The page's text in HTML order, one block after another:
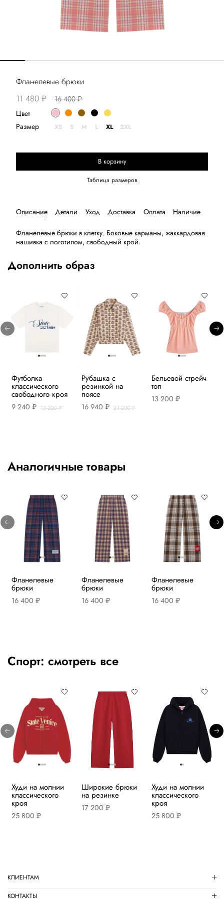
Фланелевые брюки
11 480 ₽
16 400 ₽
Цвет
В корзину
Выберите размер
Таблица размеров
Размер XS S M L XL 2XL
Описание Детали Уход Доставка Оплата Наличие
Фланелевые брюки в клетку. Боковые карманы, жаккардовая
нашивка с логотипом, свободный крой.
Дополнить образ
Футболка
классического
свободного кроя
9 240 ₽ 13 200 ₽
Рубашка с
резинкой на
поясе
16 940 ₽ 24 200 ₽
Бельевой стрейч
топ
13 200 ₽
Аналогичные товары
Фланелевые
брюки
16 400 ₽
Фланелевые
брюки
16 400 ₽
Фланелевые
брюки
16 400 ₽
Спорт: смотреть все
Худи на молнии
классического
кроя
25 800 ₽
Широкие брюки
на резинке
17 200 ₽
Худи на молнии
классического
кроя
25 800 ₽
КЛИЕНТАМ
КОНТАКТЫ